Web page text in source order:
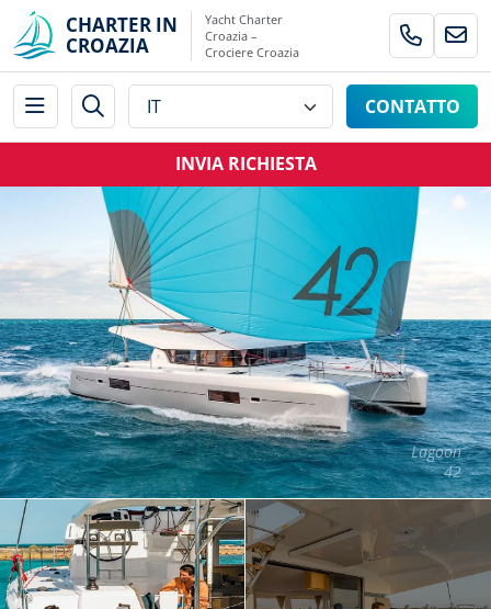
CHARTER IN
CROAZIA
Yacht Charter
Croazia –
Crociere Croazia
CONTATTO
INVIA RICHIESTA
Lagoon
42